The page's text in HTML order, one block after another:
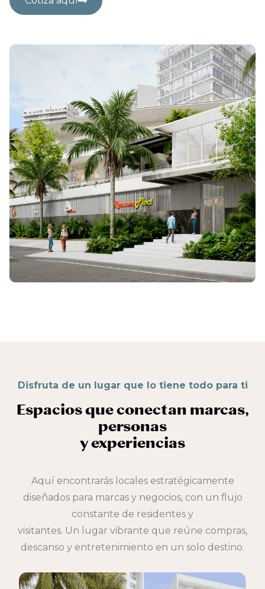
Disfruta de un lugar que lo tiene todo para ti
Espacios que conectan marcas,
personas
y experiencias
Aquí encontrarás locales estratégicamente
diseñados para marcas y negocios, con un flujo
constante de residentes y
visitantes. Un lugar vibrante que reúne compras,
descanso y entretenimiento en un solo destino.